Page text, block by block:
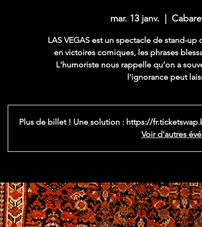
mar. 13 janv.
LAS VEGAS est un spectacle de stand-
en victoires comiques, les phrases
L'humoriste nous rappelle qu’on a
l'ignorance peut
Plus de billet ! Une solution : https://
Voir d'autres